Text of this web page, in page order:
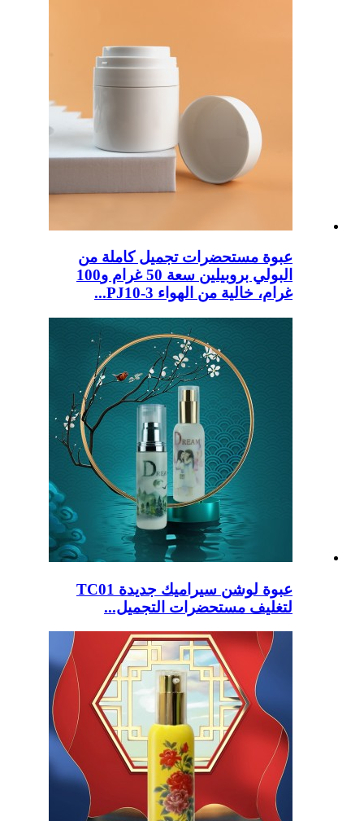
عبوة مستحضرات تجميل كاملة من
البولي بروبيلين سعة 50 غرام و100
غرام، خالية من الهواء PJ10-3...
عبوة لوشن سيراميك جديدة TC01
لتغليف مستحضرات التجميل...